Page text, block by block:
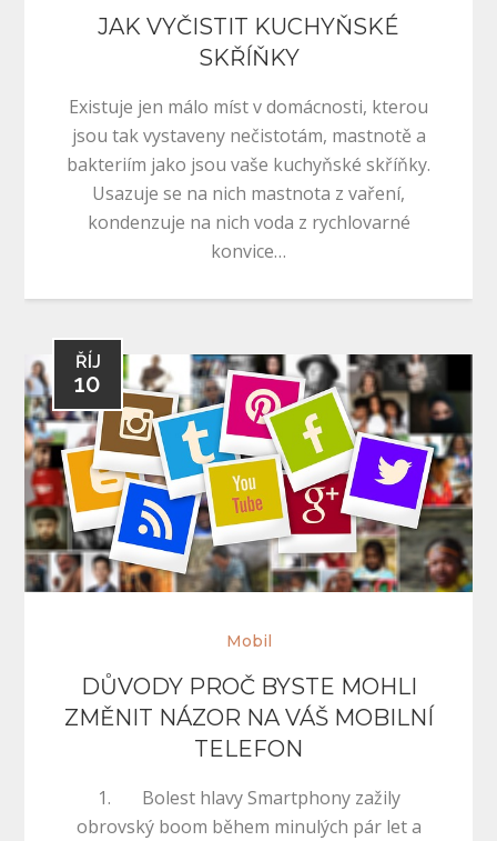
JAK VYČISTIT KUCHYŇSKÉ
SKŘÍŇKY
Existuje jen málo míst v domácnosti, kterou
jsou tak vystaveny nečistotám, mastnotě a
bakteriím jako jsou vaše kuchyňské skříňky.
Usazuje se na nich mastnota z vaření,
kondenzuje na nich voda z rychlovarné
konvice…
ŘÍJ
10
Mobil
DŮVODY PROČ BYSTE MOHLI
ZMĚNIT NÁZOR NA VÁŠ MOBILNÍ
TELEFON
1. Bolest hlavy Smartphony zažily
obrovský boom během minulých pár let a